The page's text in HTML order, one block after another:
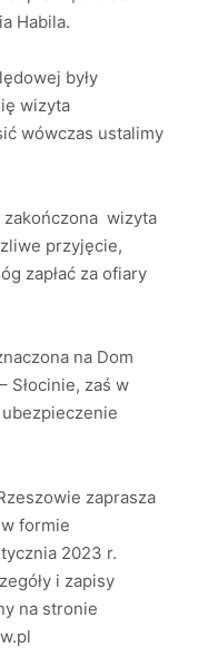
Habila.
były
wizyta
wówczas ustalimy
zakończona wizyta
przyjęcie,
zapłać za ofiary
na Dom
Słocinie, zaś w
zaprasza
formie
2023 r.
i zapisy
na stronie